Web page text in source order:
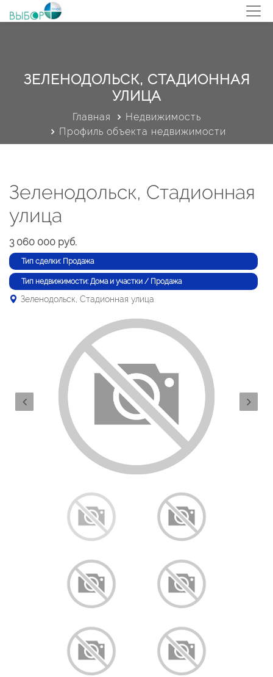
ЗЕЛЕНОДОЛЬСК, СТАДИОННАЯ
УЛИЦА
Главная
Недвижимость
Профиль объекта недвижимости
Зеленодольск, Стадионная
улица
3 060 000 руб.
Тип сделки: Продажа
Тип недвижимости: Дома и участки / Продажа
Зеленодольск, Стадионная улица